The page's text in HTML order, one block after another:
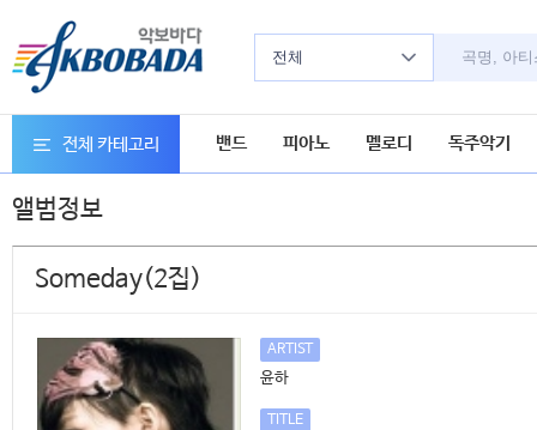
전체
전체 카테고리 밴드 피아노 멜로디 독주악기
앨범정보
Someday(2집)
ARTIST
윤하
TITLE